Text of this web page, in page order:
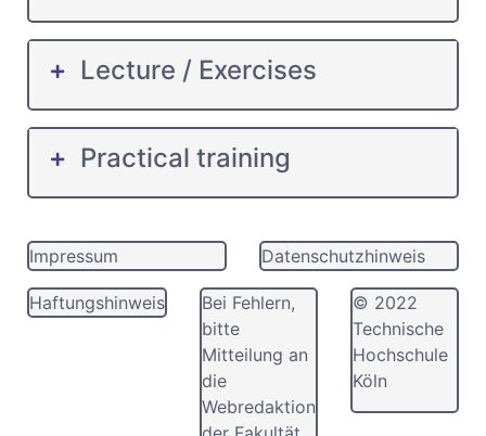
Lecture / Exercises
Practical training
Impressum Datenschutzhinweis
Haftungshinweis
Bei Fehlern,
bitte
Mitteilung an
die
Webredaktion
© 2022
Technische
Hochschule
Köln